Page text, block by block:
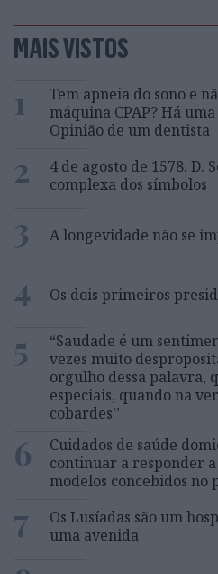
MAIS VISTOS
1
Tem apneia do sono e
máquina CPAP? Há
Opinião de um dentista
2
4 de agosto de 1578. D.
complexa dos símbolos
3 A longevidade não se
4 Os dois primeiros
5
“Saudade é um
vezes muito
orgulho dessa palavra,
especiais, quando na
cobardes’’
6
Cuidados de saúde
continuar a responder
modelos concebidos no
7
Os Lusíadas são um
uma avenida